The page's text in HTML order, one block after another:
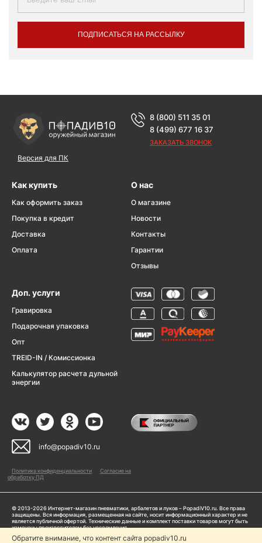
ПОДПИСАТЬСЯ НА РАССЫЛКУ
Версия для ПК
8 (800) 511 35 01
8 (499) 677 16 37
ЗАКАЗАТЬ ЗВОНОК
Как купить
Как оформить заказ
Покупка в кредит
Доставка
Оплата
О нас
О магазине
Новости
Контакты
Гарантии
Отзывы
Доп. услуги
Гравировка
Подарочная упаковка
Опт
TREID-IN / Комиссионка
Калькулятор расчета дульной
энергии
info@popadiv10.ru
Политика конфиденциальности
Согласие на
обработку ПД
© 2013-2026 Интернет-магазин пневматики, арбалетов и луков – PopadiV10.ru. Все права
защищены. Вся информация, размещенная на сайте, носит информационный характер и не
является публичной офертой. Технические данные и комплект поставки товаров могут быть
изменены производителем без уведомления
Обратите внимание, что контент сайта popadiv10.ru